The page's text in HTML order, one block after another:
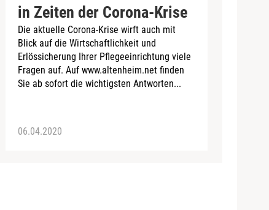
in Zeiten der Corona-Krise
Die aktuelle Corona-Krise wirft auch mit
Blick auf die Wirtschaftlichkeit und
Erlössicherung Ihrer Pflegeeinrichtung viele
Fragen auf. Auf www.altenheim.net finden
Sie ab sofort die wichtigsten Antworten...
06.04.2020